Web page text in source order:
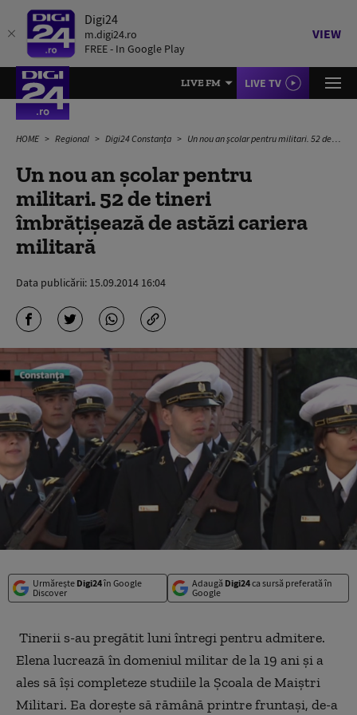
Digi24
m.digi24.ro
FREE - In Google Play
VIEW
LIVE FM LIVE TV
HOME Regional Digi24 Constanța Un nou an şcolar pentru militari. 52 de tineri îmbrăţişează de astăzi cariera militară
Un nou an şcolar pentru
militari. 52 de tineri
îmbrăţişează de astăzi cariera
militară
Data publicării: 15.09.2014 16:04
Urmărește Digi24în Google
Discover
Adaugă Digi24ca sursă preferată în
Google
Tinerii s-au pregătit luni întregi pentru admitere.
Elena lucrează în domeniul militar de la 19 ani şi a
ales să îşi completeze studiile la Şcoala de Maiştri
Militari. Ea doreşte să rămână printre fruntaşi, de-a